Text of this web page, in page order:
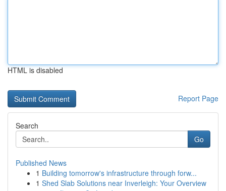
HTML is disabled
Report Page
Search
Go
Published News
1 Building tomorrow's infrastructure through forw...
1 Shed Slab Solutions near Inverleigh: Your Overview